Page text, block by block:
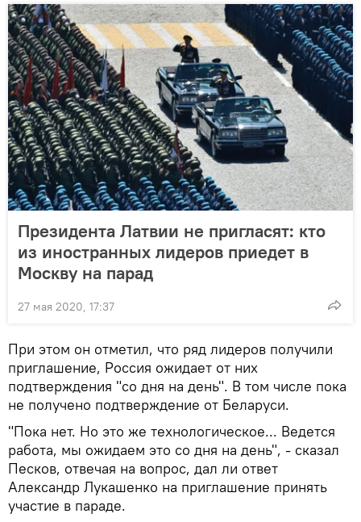
Президента Латвии не пригласят: кто
из иностранных лидеров приедет в
Москву на парад
27 мая 2020, 17:37
При этом он отметил, что ряд лидеров получили
приглашение, Россия ожидает от них
подтверждения "со дня на день". В том числе пока
не получено подтверждение от Беларуси.
"Пока нет. Но это же технологическое... Ведется
работа, мы ожидаем это со дня на день", - сказал
Песков, отвечая на вопрос, дал ли ответ
Александр Лукашенко на приглашение принять
участие в параде.